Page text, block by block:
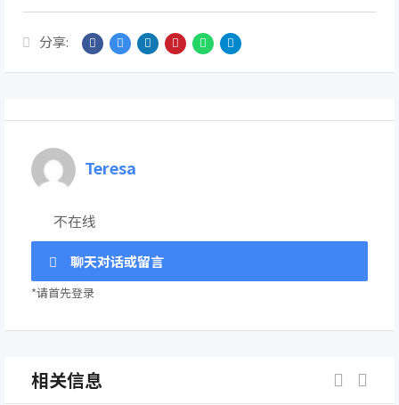
分享:
Teresa
不在线
聊天对话或留言
*请首先登录
相关信息